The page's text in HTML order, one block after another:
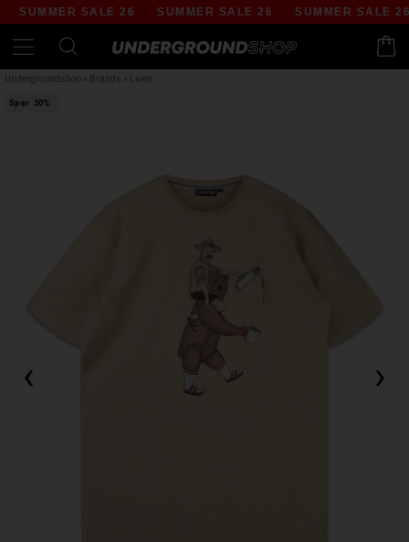
SUMMER SALE 26 SUMMER SALE 26 SUMMER SALE 26
Undergroundshop Brands Lakor
Spar 50%
‹ ›